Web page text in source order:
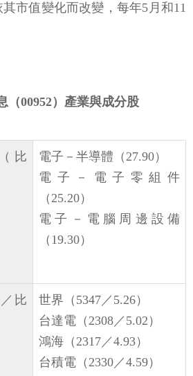
市值變化而改變，每年5月和11
（00952）產業與成分股
比
電子－半導體（27.90）
電子－電子零組件
（25.20）
電子－電腦周邊設備
（19.30）
比
世界（5347／5.26）
台達電（2308／5.02）
鴻海（2317／4.93）
台積電（2330／4.59）